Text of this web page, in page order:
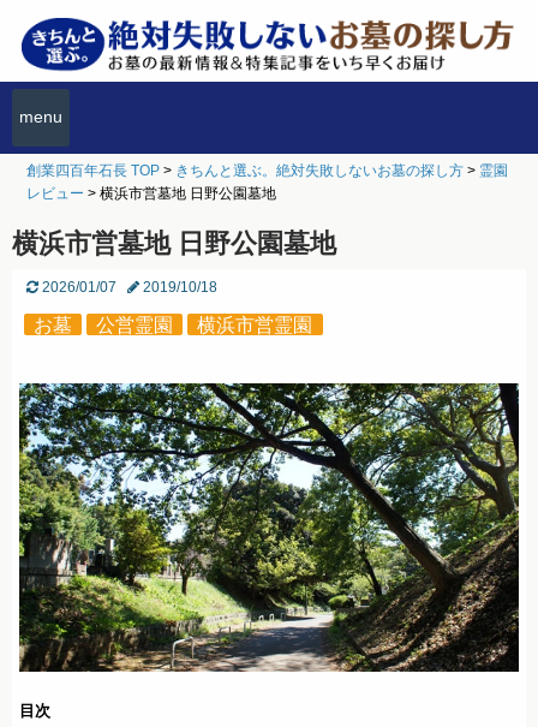
menu
創業四百年石長 TOP > きちんと選ぶ。絶対失敗しないお墓の探し方 > 霊園
レビュー >横浜市営墓地 日野公園墓地
横浜市営墓地 日野公園墓地
2026/01/07 2019/10/18
お墓 公営霊園 横浜市営霊園
目次